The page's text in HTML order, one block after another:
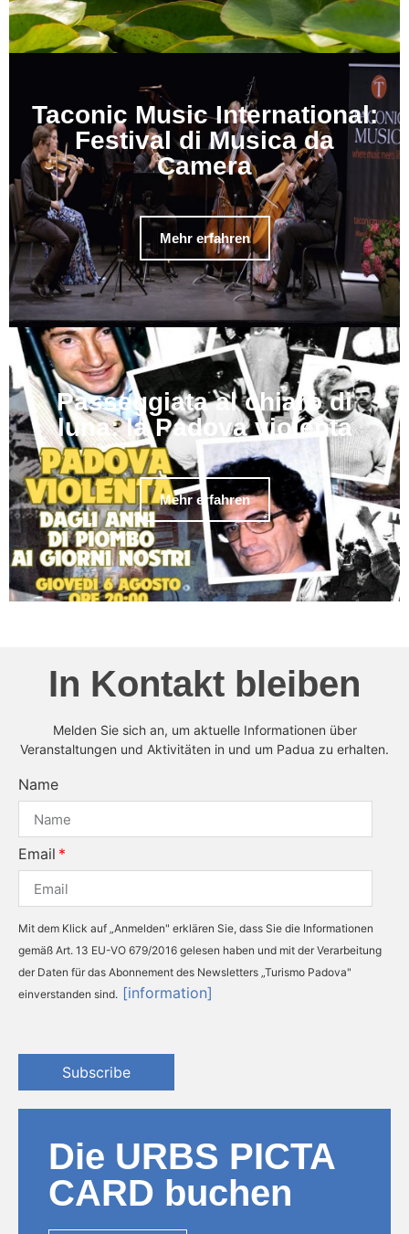
Taconic Music International:
Festival di Musica da
Camera
Mehr erfahren
Passeggiata al chiaro di
luna: la Padova violenta
Mehr erfahren
In Kontakt bleiben
Melden Sie sich an, um aktuelle Informationen über
Veranstaltungen und Aktivitäten in und um Padua zu erhalten.
Name
Email
Mit dem Klick auf „Anmelden" erklären Sie, dass Sie die Informationen
gemäß Art. 13 EU-VO 679/2016 gelesen haben und mit der Verarbeitung
der Daten für das Abonnement des Newsletters „Turismo Padova"
einverstanden sind. [information]
Subscribe
Die URBS PICTA
CARD buchen